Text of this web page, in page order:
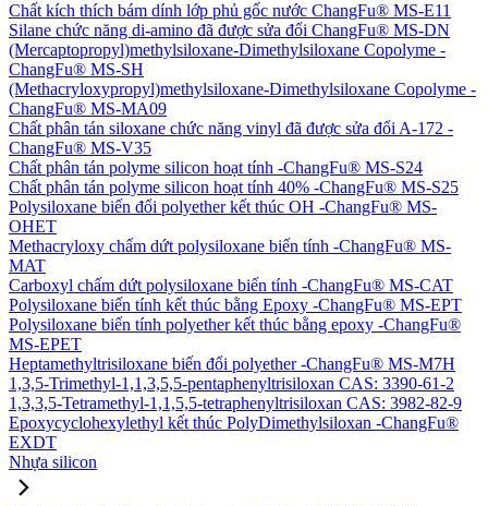
Chất kích thích bám dính lớp phủ gốc nước ChangFu® MS-E11
Silane chức năng di-amino đã được sửa đổi ChangFu® MS-DN
(Mercaptopropyl)methylsiloxane-Dimethylsiloxane Copolyme -
ChangFu® MS-SH
(Methacryloxypropyl)methylsiloxane-Dimethylsiloxane Copolyme -
ChangFu® MS-MA09
Chất phân tán siloxane chức năng vinyl đã được sửa đổi A-172 -
ChangFu® MS-V35
Chất phân tán polyme silicon hoạt tính -ChangFu® MS-S24
Chất phân tán polyme silicon hoạt tính 40% -ChangFu® MS-S25
Polysiloxane biến đổi polyether kết thúc OH -ChangFu® MS-
OHET
Methacryloxy chấm dứt polysiloxane biến tính -ChangFu® MS-
MAT
Carboxyl chấm dứt polysiloxane biến tính -ChangFu® MS-CAT
Polysiloxane biến tính kết thúc bằng Epoxy -ChangFu® MS-EPT
Polysiloxane biến tính polyether kết thúc bằng epoxy -ChangFu®
MS-EPET
Heptamethyltrisiloxane biến đổi polyether -ChangFu® MS-M7H
1,3,5-Trimethyl-1,1,3,5,5-pentaphenyltrisiloxan CAS: 3390-61-2
1,3,3,5-Tetramethyl-1,1,5,5-tetraphenyltrisiloxan CAS: 3982-82-9
Epoxycyclohexylethyl kết thúc PolyDimethylsiloxan -ChangFu®
EXDT
Nhựa silicon